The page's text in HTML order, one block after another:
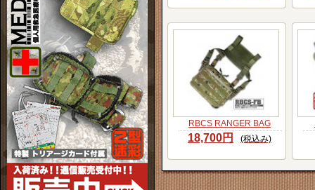
RBCS RANGER BAG
18,700円 (税込み)